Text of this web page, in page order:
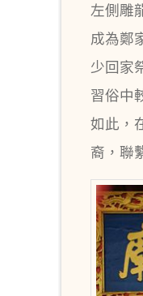
左側雕
成為鄭
少回家
習俗中
如此，
裔，聯